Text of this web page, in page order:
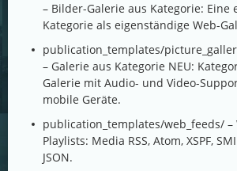
– Bilder-Galerie aus Kategorie: Eine
Kategorie als eigenständige Web-
publication_templates/
– Galerie aus Kategorie NEU:
Galerie mit Audio- und Video-
mobile Geräte.
publication_templates/web_feeds/ –
Playlists: Media RSS, Atom, XSPF,
JSON.